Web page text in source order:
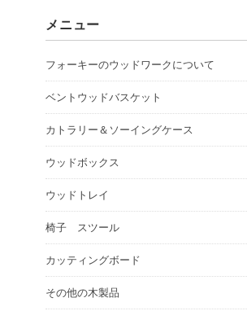
メニュー
フォーキーのウッドワークについて
ベントウッドバスケット
カトラリー＆ソーイングケース
ウッドボックス
ウッドトレイ
椅子 スツール
カッティングボード
その他の木製品